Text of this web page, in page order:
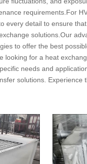
requirements.For
every detail to ensure
solutions.Our
to offer the best
looking for a heat
needs and
solutions. Experience